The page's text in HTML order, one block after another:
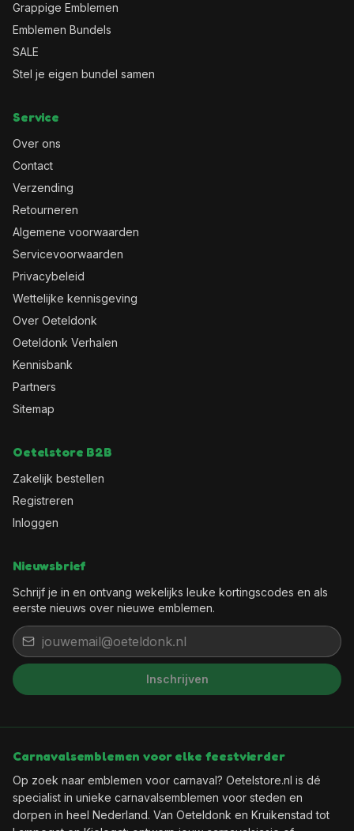
Grappige Emblemen
Emblemen Bundels
SALE
Stel je eigen bundel samen
Service
Over ons
Contact
Verzending
Retourneren
Algemene voorwaarden
Servicevoorwaarden
Privacybeleid
Wettelijke kennisgeving
Over Oeteldonk
Oeteldonk Verhalen
Kennisbank
Partners
Sitemap
Oetelstore B2B
Zakelijk bestellen
Registreren
Inloggen
Nieuwsbrief
Schrijf je in en ontvang wekelijks leuke kortingscodes en als
eerste nieuws over nieuwe emblemen.
Inschrijven
Carnavalsemblemen voor elke feestvierder
Op zoek naar emblemen voor carnaval? Oetelstore.nl is dé
specialist in unieke carnavalsemblemen voor steden en
dorpen in heel Nederland. Van Oeteldonk en Kruikenstad tot
bent binnen!
Wil je elke week een leuke kortingscode in je
🎟️Wekelijks een verse kortingscode